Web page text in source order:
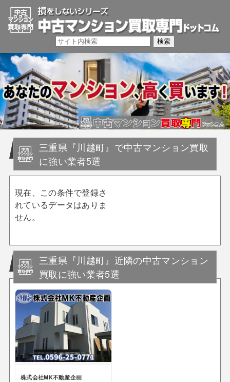
三重県『川越町』で中古マンション買取
に強い業者5選
現在、この条件で登録さ
れているデータはありま
せん。
三重県『川越町』近隣の中古マンション
買取に強い業者5選
株式会社MK不動産企画